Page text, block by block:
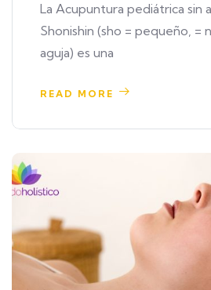
La Acupuntura pediátrica sin
Shonishin (sho = pequeño, =
aguja) es una
READ MORE